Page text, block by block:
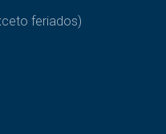
feriados)